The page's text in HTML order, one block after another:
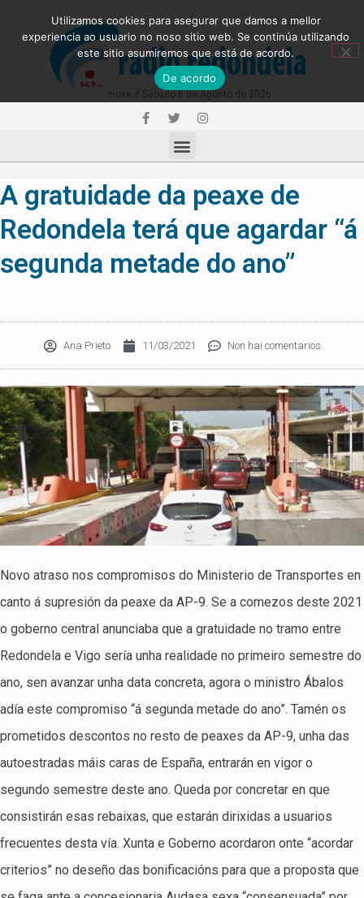
A gratuidade da peaxe de
Redondela terá que agardar “á
segunda metade do ano”
Ana Prieto 11/03/2021 Non hai comentarios
Novo atraso nos compromisos do Ministerio de Transportes en
canto á supresión da peaxe da AP-9. Se a comezos deste 2021
o goberno central anunciaba que a gratuidade no tramo entre
Redondela e Vigo sería unha realidade no primeiro semestre do
ano, sen avanzar unha data concreta, agora o ministro Ábalos
adía este compromiso “á segunda metade do ano”. Tamén os
prometidos descontos no resto de peaxes da AP-9, unha das
autoestradas máis caras de España, entrarán en vigor o
segundo semestre deste ano. Queda por concretar en que
consistirán esas rebaixas, que estarán dirixidas a usuarios
frecuentes desta vía. Xunta e Goberno acordaron onte “acordar
criterios” no deseño das bonificacións para que a proposta que
Utilizamos cookies para asegurar que damos a mellor
experiencia ao usuario no noso sitio web. Se continúa utilizando
este sitio asumiremos que está de acordo.
De acordo